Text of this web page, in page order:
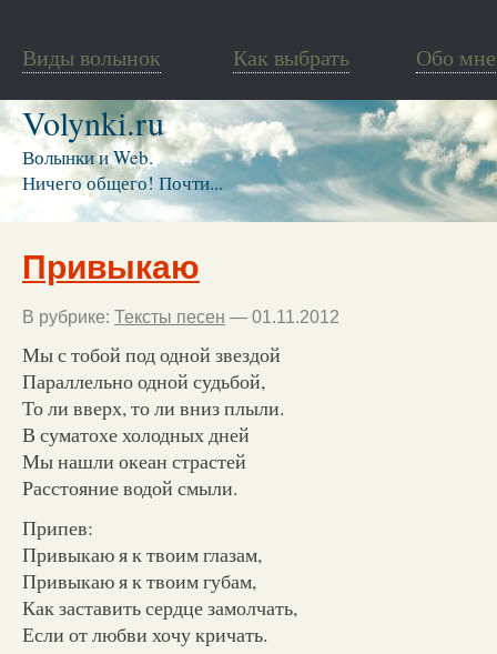
Виды волынок Как выбрать Обо мне
Volynki.ru
Волынки и Web.
Ничего общего! Почти...
Привыкаю
В рубрике: Тексты песен — 01.11.2012
Мы с тобой под одной звездой
Параллельно одной судьбой,
То ли вверх, то ли вниз плыли.
В суматохе холодных дней
Мы нашли океан страстей
Расстояние водой смыли.
Припев:
Привыкаю я к твоим глазам,
Привыкаю я к твоим губам,
Как заставить сердце замолчать,
Если от любви хочу кричать.